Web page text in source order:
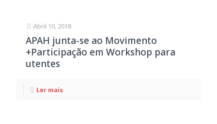
Abril 10, 2018
APAH junta-se ao Movimento
+Participação em Workshop para
utentes
Ler mais